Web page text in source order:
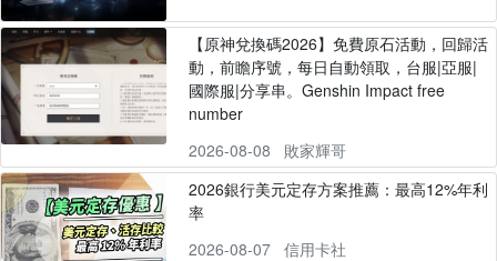
【原神兌換碼2026】免費原石活動，回歸活
動，前瞻序號，每日自動領取，台服|亞服|
國際服|分享串。Genshin Impact free
number
2026-08-08
敗家輝哥
2026銀行美元定存方案推薦：最高12%年利
率
2026-08-07
信用卡社